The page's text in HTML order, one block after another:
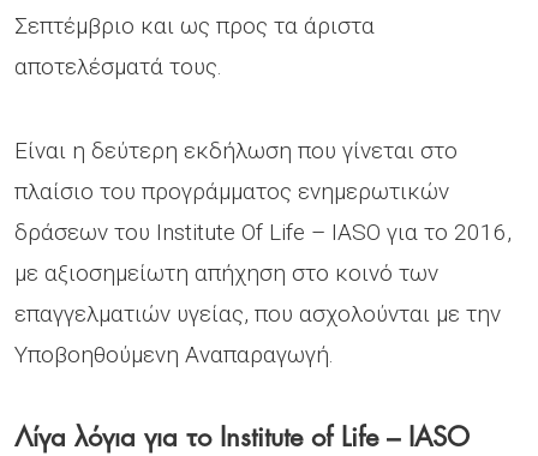
Σεπτέμβριο και ως προς τα άριστα
αποτελέσματά τους.
Είναι η δεύτερη εκδήλωση που γίνεται στο
πλαίσιο του προγράμματος ενημερωτικών
δράσεων του Institute Οf Life – IASO για το 2016,
με αξιοσημείωτη απήχηση στο κοινό των
επαγγελματιών υγείας, που ασχολούνται με την
Υποβοηθούμενη Αναπαραγωγή.
Λίγα λόγια για το Institute of Life – IASO